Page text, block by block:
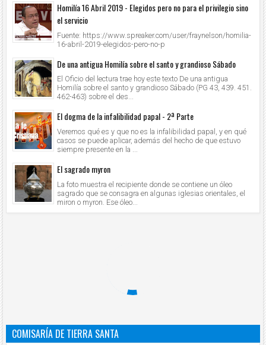
Homilía 16 Abril 2019 - Elegidos pero no para el privilegio sino
el servicio
Fuente: https://www.spreaker.com/user/fraynelson/homilia-
16-abril-2019-elegidos-pero-no-p
De una antigua Homilía sobre el santo y grandioso Sábado
El Oficio del lectura trae hoy este texto De una antigua
Homilía sobre el santo y grandioso Sábado (PG 43, 439. 451.
462-463) sobre el des...
El dogma de la infalibilidad papal - 2ª Parte
Veremos qué es y que no es la infalibilidad papal, y en qué
casos se puede aplicar, además del hecho de que estuvo
siempre presente en la ...
El sagrado myron
La foto muestra el recipiente donde se contiene un óleo
sagrado que se consagra en algunas iglesias orientales, el
miron o myron. Ese óleo...
COMISARÍA DE TIERRA SANTA